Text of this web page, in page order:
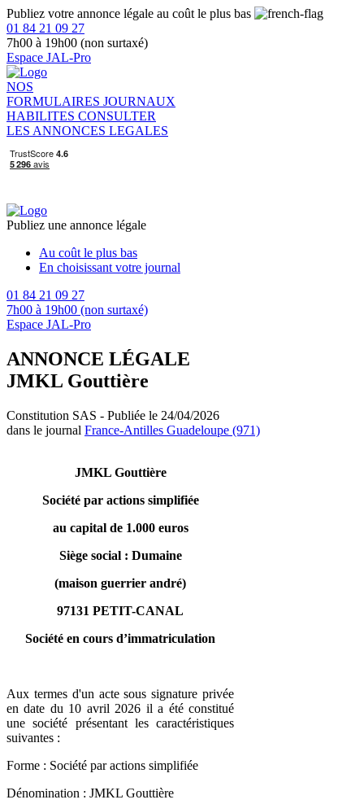
Publiez votre annonce légale au coût le plus bas
01 84 21 09 27
7h00 à 19h00 (non surtaxé)
Espace JAL-Pro
NOS
FORMULAIRES JOURNAUX
HABILITES CONSULTER
LES ANNONCES LEGALES
Publiez une annonce légale
Au coût le plus bas
En choisissant votre journal
01 84 21 09 27
7h00 à 19h00 (non surtaxé)
Espace JAL-Pro
ANNONCE LÉGALE
JMKL Gouttière
Constitution SAS - Publiée le 24/04/2026
dans le journal France-Antilles Guadeloupe (971)
JMKL Gouttière
Société par actions simplifiée
au capital de 1.000 euros
Siège social : Dumaine
(maison guerrier andré)
97131 PETIT-CANAL
Société en cours d’immatriculation
Aux termes d'un acte sous signature privée
en date du 10 avril 2026 il a été constitué
une société présentant les caractéristiques
suivantes :
Forme : Société par actions simplifiée
Dénomination : JMKL Gouttière